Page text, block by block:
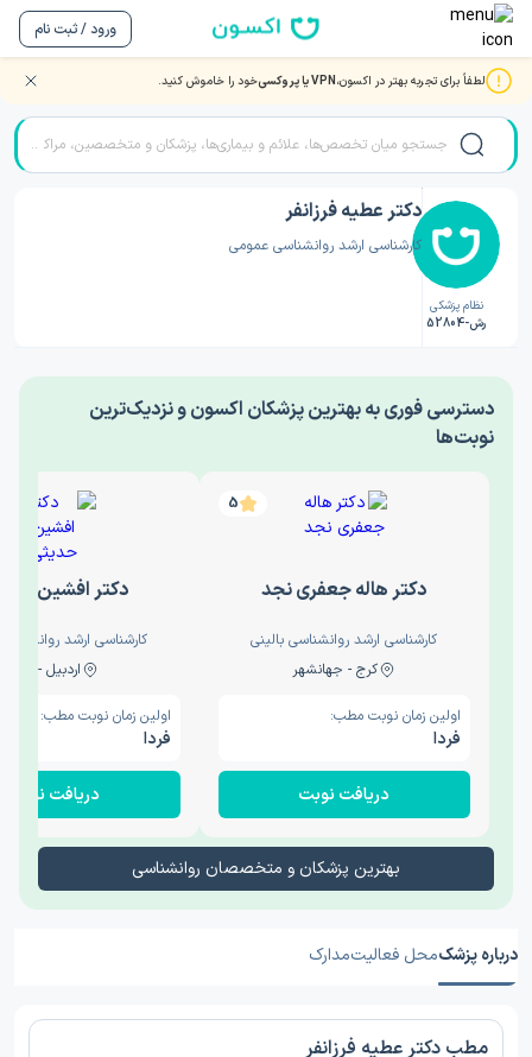
ورود / ثبت نام
لطفاً برای تجربه بهتر در اکسون،VPN یا پروکسی خود را خاموش کنید. صفحه اصلی/دکتر روانشناسی/دکتر عطیه فرزانفر
نظام پزشکی
رش-52804
دکتر عطیه فرزانفر
کارشناسی ارشد روانشناسی عمومی
‎دسترسی فوری به بهترین پزشکان اکسون و نزدیک‌ترین
نوبت‌ها
5
دکتر هاله جعفری نجد
کارشناسی ارشد روانشناسی بالینی
کرج - جهانشهر
اولین زمان نوبت مطب:
فردا
دریافت نوبت
دکتر افشین
کارشناسی ارشد
اردبیل - والی
اولین زمان نوبت مطب:
فردا
دریافت نوبت
بهترین پزشکان و متخصصان روانشناسی
درباره پزشکمحل فعالیتمدارک
مطب دکتر عطیه فرزانفر